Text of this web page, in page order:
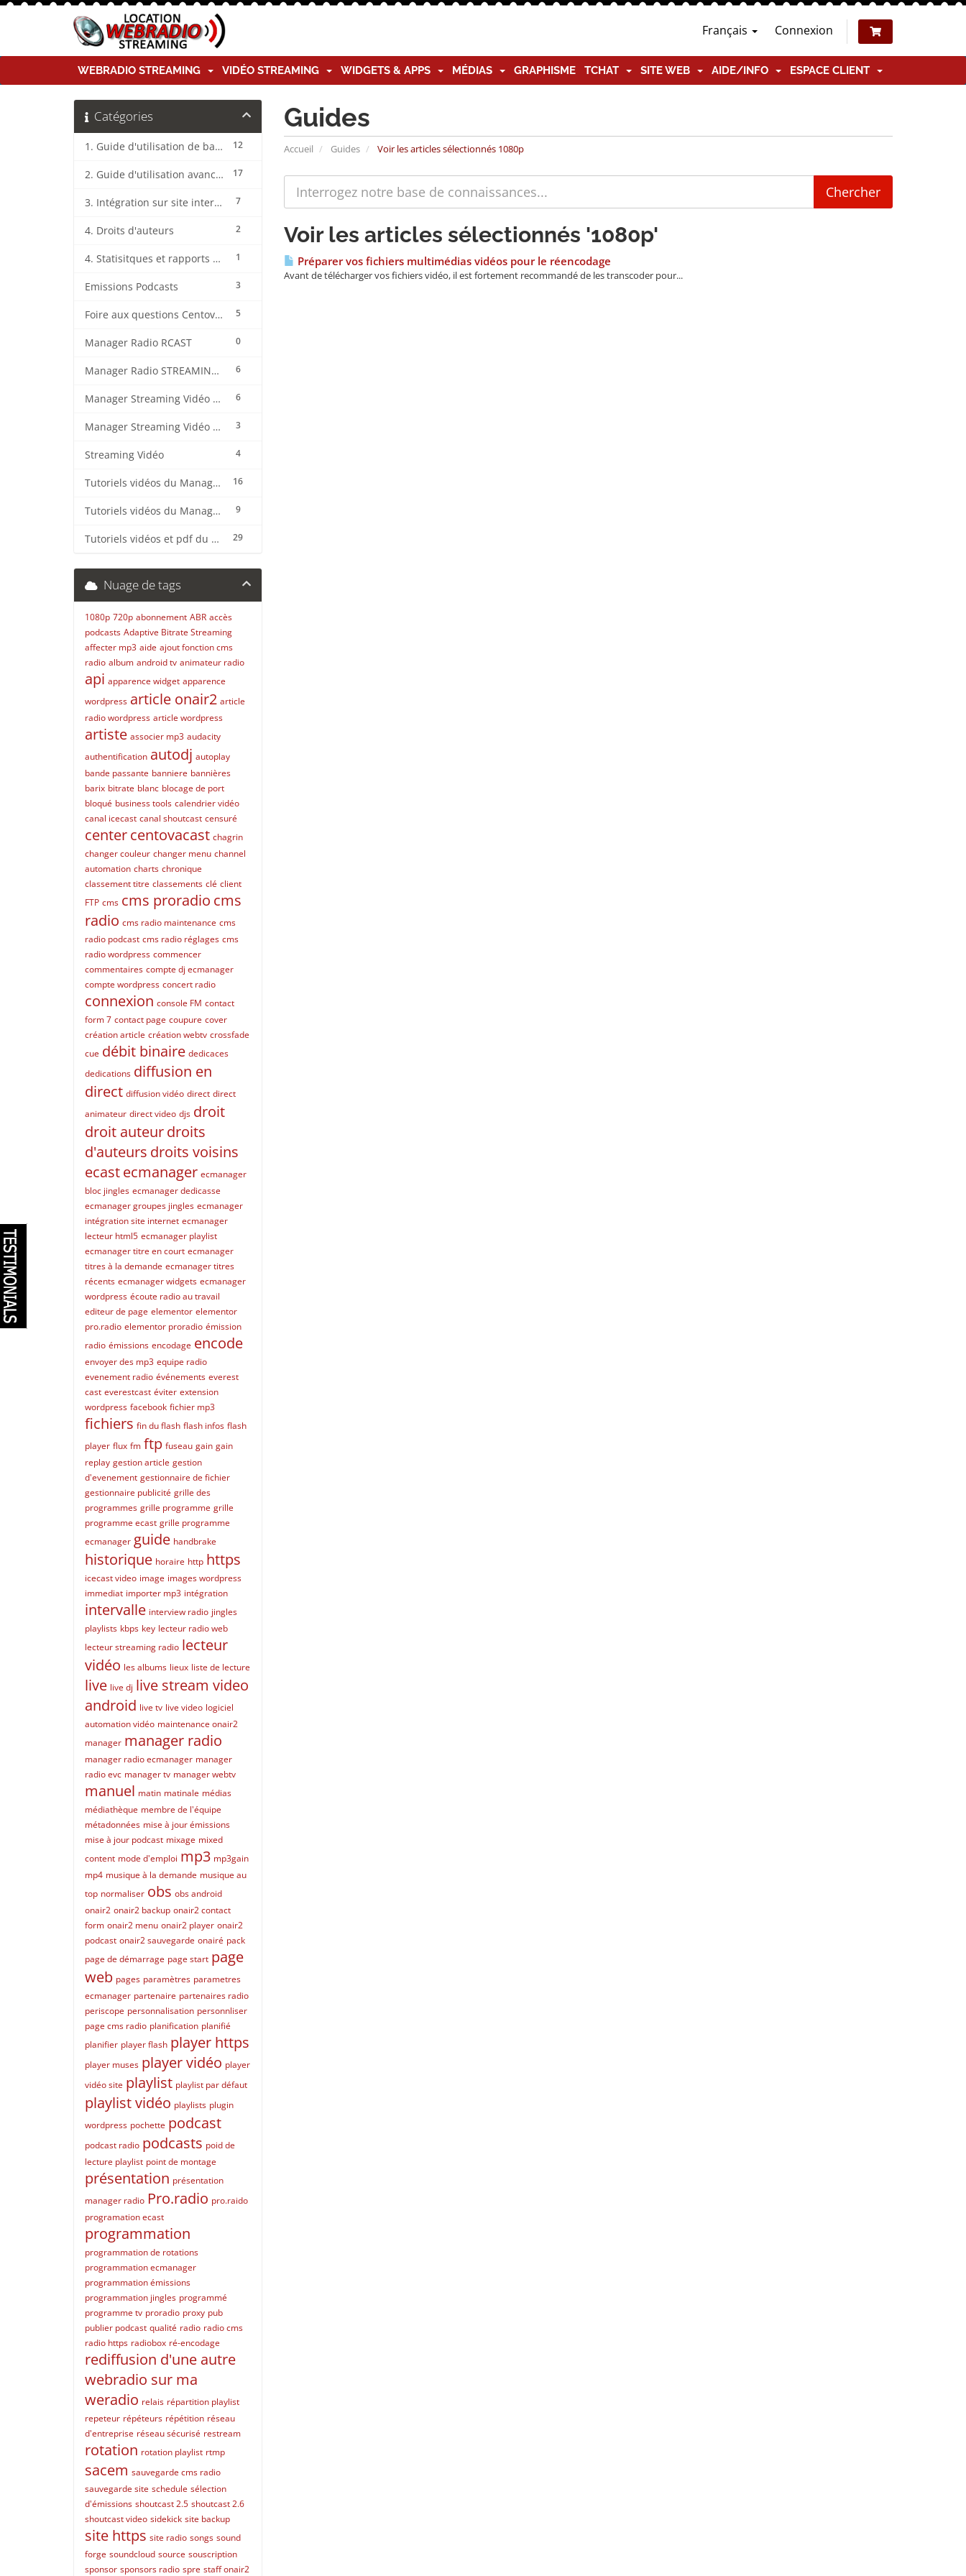
Français Connexion
WEBRADIO STREAMING VIDÉO STREAMING WIDGETS & APPS MÉDIAS GRAPHISME TCHAT SITE WEB AIDE/INFO ESPACE CLIENT
Guides
Accueil Guides Voir les articles sélectionnés 1080p
Catégories
12
1. Guide d'utilisation de base CentovaCast
17
2. Guide d'utilisation avancée CentovaCast
7
3. Intégration sur site internet CentovaCast
2
4. Droits d'auteurs
1
4. Statisitques et rapports CentovaCast
3
Emissions Podcasts
5
Foire aux questions CentovaCast
0
Manager Radio RCAST
6
Manager Radio STREAMING CENTER
6
Manager Streaming Vidéo TVMCP
3
Manager Streaming Vidéo VDO
4
Streaming Vidéo
16
Tutoriels vidéos du Manager Radio CentovaCast
9
Tutoriels vidéos du Manager Radio STREAMING CENTER
29
Tutoriels vidéos et pdf du CMS Radio Wordpress + OnAir2/Pro.Radio
Voir les articles sélectionnés '1080p'
Préparer vos fichiers multimédias vidéos pour le réencodage
Avant de télécharger vos fichiers vidéo, il est fortement recommandé de les transcoder pour...
Nuage de tags
1080p 720p abonnement ABR accès
podcasts Adaptive Bitrate Streaming
affecter mp3 aide ajout fonction cms
radio album android tv animateur radio
api apparence widget apparence
wordpress article onair2 article
radio wordpress article wordpress
artiste associer mp3 audacity
authentification autodj autoplay
bande passante banniere bannières
barix bitrate blanc blocage de port
bloqué business tools calendrier vidéo
canal icecast canal shoutcast censuré
centercentovacast chagrin
changer couleur changer menu channel
automation charts chronique
classement titre classements clé client
FTP cms cms proradio cms
radio cms radio maintenance cms
radio podcast cms radio réglages cms
radio wordpress commencer
commentaires compte dj ecmanager
compte wordpress concert radio
connexion console FM contact
form 7 contact page coupure cover
création article création webtv crossfade
cue débit binaire dedicaces
dedications diffusion en
direct diffusion vidéo direct direct
animateur direct video djs droit
droit auteurdroits
d'auteurs droits voisins
ecastecmanager ecmanager
bloc jingles ecmanager dedicasse
ecmanager groupes jingles ecmanager
intégration site internet ecmanager
lecteur html5 ecmanager playlist
ecmanager titre en court ecmanager
titres à la demande ecmanager titres
récents ecmanager widgets ecmanager
wordpress écoute radio au travail
editeur de page elementor elementor
pro.radio elementor proradio émission
radio émissions encodage encode
envoyer des mp3 equipe radio
evenement radio événements everest
cast everestcast éviter extension
wordpress facebook fichier mp3
fichiers fin du flash flash infos flash
player flux fm ftp fuseau gain gain
replay gestion article gestion
d'evenement gestionnaire de fichier
gestionnaire publicité grille des
programmes grille programme grille
programme ecast grille programme
ecmanager guide handbrake
historique horaire http https
icecast video image images wordpress
immediat importer mp3 intégration
intervalle interview radio jingles
playlists kbps key lecteur radio web
lecteur streaming radio lecteur
vidéo les albums lieux liste de lecture
live live dj live stream video
android live tv live video logiciel
automation vidéo maintenance onair2
manager manager radio
manager radio ecmanager manager
radio evc manager tv manager webtv
manuel matin matinale médias
médiathèque membre de l'équipe
métadonnées mise à jour émissions
mise à jour podcast mixage mixed
content mode d'emploi mp3 mp3gain
mp4 musique à la demande musique au
top normaliser obs obs android
onair2 onair2 backup onair2 contact
form onair2 menu onair2 player onair2
podcast onair2 sauvegarde onairé pack
page de démarrage page start page
web pages paramètres parametres
ecmanager partenaire partenaires radio
periscope personnalisation personnliser
page cms radio planification planifié
planifier player flash player https
player muses player vidéo player
vidéo site playlist playlist par défaut
playlist vidéo playlists plugin
wordpress pochette podcast
podcast radio podcasts poid de
lecture playlist point de montage
présentation présentation
manager radio Pro.radio pro.raido
programation ecast
programmation
programmation de rotations
programmation ecmanager
programmation émissions
programmation jingles programmé
programme tv proradio proxy pub
publier podcast qualité radio radio cms
radio https radiobox ré-encodage
rediffusion d'une autre
webradio sur ma
weradio relais répartition playlist
repeteur répéteurs répétition réseau
d'entreprise réseau sécurisé restream
rotation rotation playlist rtmp
sacem sauvegarde cms radio
sauvegarde site schedule sélection
d'émissions shoutcast 2.5 shoutcast 2.6
shoutcast video sidekick site backup
site https site radio songs sound
forge soundcloud source souscription
sponsor sponsors radio spre staff onair2